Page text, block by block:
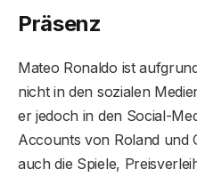
Präsenz
Mateo Ronaldo ist
nicht in den sozialen
er jedoch in den Social-
Accounts von Roland und
auch die Spiele,